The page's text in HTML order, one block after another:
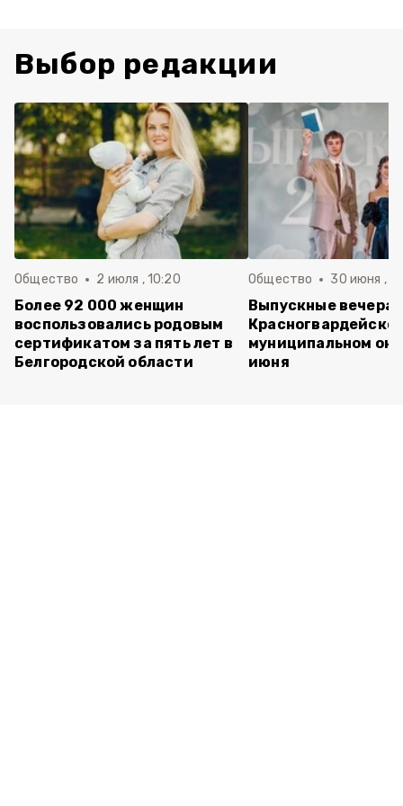
Выбор редакции
Общество 2 июля , 10:20
Более 92 000 женщин
воспользовались родовым
сертификатом за пять лет в
Белгородской области
Общество 30 июня ,
Выпускные вечера
муниципальном
июня